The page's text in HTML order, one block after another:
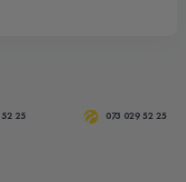
25 073 029 52 25